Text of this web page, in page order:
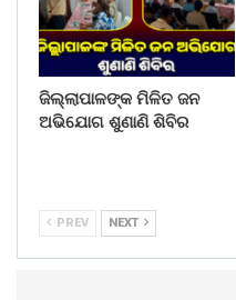
ଜିଲ୍ଲାପାଳଙ୍କ ମିଳିତ ଜନ
ଅଭିଯୋଗ ଶୁଣାଣି ଶିବିର
PREV NEXT